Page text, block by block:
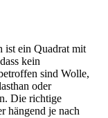
ist ein Quadrat mit
kein
sind Wolle,
oder
Die richtige
hängend je nach